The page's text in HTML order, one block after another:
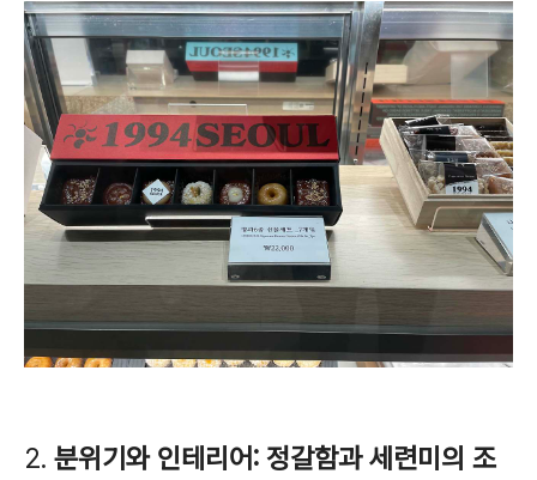
2. 분위기와 인테리어: 정갈함과 세련미의 조